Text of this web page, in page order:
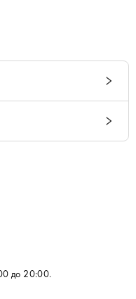
до 20:00.